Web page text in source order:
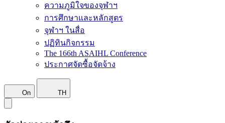
ความภูมิใจของจุฬาฯ
การศึกษาและหลักสูตร
จุฬาฯ ในสื่อ
ปฏิทินกิจกรรม
The 166th ASAIHL Conference
ประกาศจัดซื้อจัดจ้าง
On TH